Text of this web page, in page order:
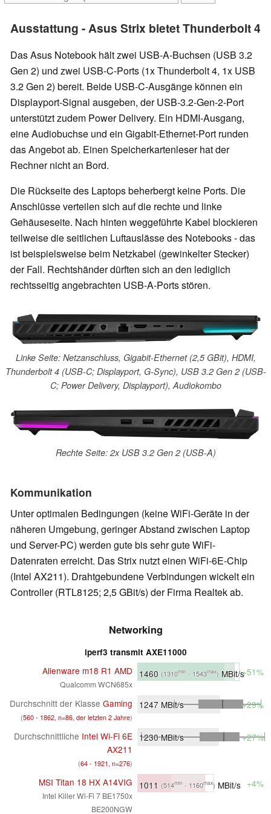
Ausstattung - Asus Strix bietet Thunderbolt 4
Das Asus Notebook hält zwei USB-A-Buchsen (USB 3.2
Gen 2) und zwei USB-C-Ports (1x Thunderbolt 4, 1x USB
3.2 Gen 2) bereit. Beide USB-C-Ausgänge können ein
Displayport-Signal ausgeben, der USB-3.2-Gen-2-Port
unterstützt zudem Power Delivery. Ein HDMI-Ausgang,
eine Audiobuchse und ein Gigabit-Ethernet-Port runden
das Angebot ab. Einen Speicherkartenleser hat der
Rechner nicht an Bord.
Die Rückseite des Laptops beherbergt keine Ports. Die
Anschlüsse verteilen sich auf die rechte und linke
Gehäuseseite. Nach hinten weggeführte Kabel blockieren
teilweise die seitlichen Luftauslässe des Notebooks - das
ist beispielsweise beim Netzkabel (gewinkelter Stecker)
der Fall. Rechtshänder dürften sich an den lediglich
rechtsseitig angebrachten USB-A-Ports stören.
Linke Seite: Netzanschluss, Gigabit-Ethernet (2,5 GBit), HDMI,
Thunderbolt 4 (USB-C; Displayport, G-Sync), USB 3.2 Gen 2 (USB-
C; Power Delivery, Displayport), Audiokombo
Rechte Seite: 2x USB 3.2 Gen 2 (USB-A)
Kommunikation
Unter optimalen Bedingungen (keine WiFi-Geräte in der
näheren Umgebung, geringer Abstand zwischen Laptop
und Server-PC) werden gute bis sehr gute WiFi-
Datenraten erreicht. Das Strix nutzt einen WiFi-6E-Chip
(Intel AX211). Drahtgebundene Verbindungen wickelt ein
Controller (RTL8125; 2,5 GBit/s) der Firma Realtek ab.
Networking
iperf3 transmit AXE11000
Alienware m18 R1 AMD
Qualcomm WCN685x
1460 (1310min - 1543max) MBit/s+51%
Durchschnitt der Klasse Gaming
(560 - 1862, n=86, der letzten 2 Jahre)
1247 MBit/s +29%
Durchschnittliche Intel Wi-Fi 6E
AX211
(64 - 1921, n=276)
1230MBit/s +27%
MSI Titan 18 HX A14VIG
Intel Killer Wi-Fi 7 BE1750x
BE200NGW
1011 (514min - 1160max) MBit/s +4%